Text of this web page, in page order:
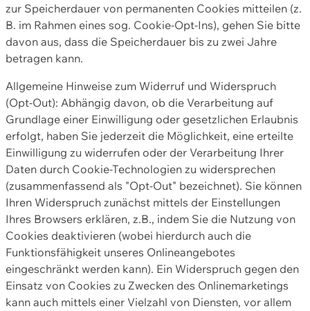
zur Speicherdauer von permanenten Cookies mitteilen (z.
B. im Rahmen eines sog. Cookie-Opt-Ins), gehen Sie bitte
davon aus, dass die Speicherdauer bis zu zwei Jahre
betragen kann.
Allgemeine Hinweise zum Widerruf und Widerspruch
(Opt-Out): Abhängig davon, ob die Verarbeitung auf
Grundlage einer Einwilligung oder gesetzlichen Erlaubnis
erfolgt, haben Sie jederzeit die Möglichkeit, eine erteilte
Einwilligung zu widerrufen oder der Verarbeitung Ihrer
Daten durch Cookie-Technologien zu widersprechen
(zusammenfassend als "Opt-Out" bezeichnet). Sie können
Ihren Widerspruch zunächst mittels der Einstellungen
Ihres Browsers erklären, z.B., indem Sie die Nutzung von
Cookies deaktivieren (wobei hierdurch auch die
Funktionsfähigkeit unseres Onlineangebotes
eingeschränkt werden kann). Ein Widerspruch gegen den
Einsatz von Cookies zu Zwecken des Onlinemarketings
kann auch mittels einer Vielzahl von Diensten, vor allem